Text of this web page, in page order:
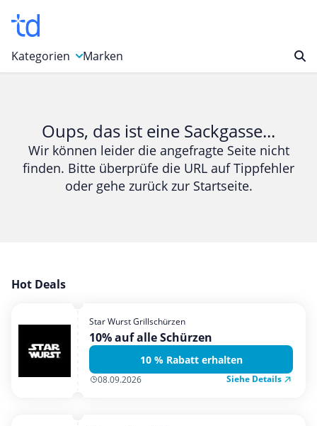
Kategorien
Bücher & Magazine
Computer & Elektronik
Entertainment & Media
Garten, Haushalt & Tiere
Mobilfunk & Internet
Mode & Accessoires
Shopping
Marken
Oups, das ist eine Sackgasse...
Wir können leider die angefragte Seite nicht
finden. Bitte überprüfe die URL auf Tippfehler
oder gehe zurück zur Startseite.
Hot Deals
Star Wurst Grillschürzen
10% auf alle Schürzen
10 % Rabatt erhalten
08.09.2026 Siehe Details